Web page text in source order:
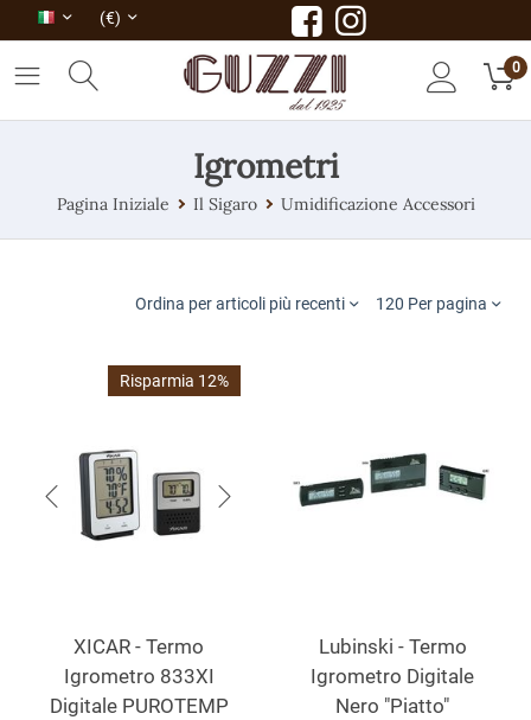
(€)
0
Igrometri
Pagina Iniziale Il Sigaro Umidificazione Accessori
Ordina per articoli più recenti 120 Per pagina
Risparmia 12%
XICAR - Termo
Igrometro 833XI
Digitale PUROTEMP
Lubinski - Termo
Igrometro Digitale
Nero "Piatto"